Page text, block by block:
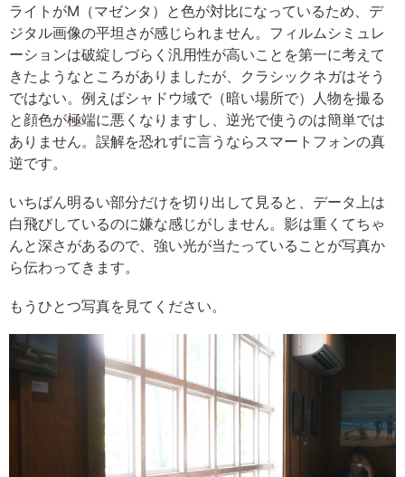
ライトがM（マゼンタ）と色が対比になっているため、デ
ジタル画像の平坦さが感じられません。フィルムシミュレ
ーションは破綻しづらく汎用性が高いことを第一に考えて
きたようなところがありましたが、クラシックネガはそう
ではない。例えばシャドウ域で（暗い場所で）人物を撮る
と顔色が極端に悪くなりますし、逆光で使うのは簡単では
ありません。誤解を恐れずに言うならスマートフォンの真
逆です。
いちばん明るい部分だけを切り出して見ると、データ上は
白飛びしているのに嫌な感じがしません。影は重くてちゃ
んと深さがあるので、強い光が当たっていることが写真か
ら伝わってきます。
もうひとつ写真を見てください。